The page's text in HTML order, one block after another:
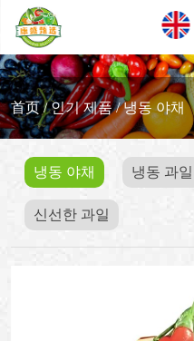
首页/인기 제품/냉동 야채
냉동 야채 냉동 과일
신선한 과일